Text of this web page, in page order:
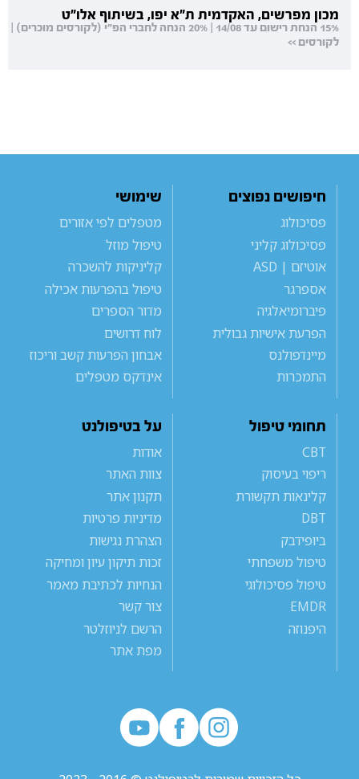
מכון מפרשים, האקדמית ת"א יפו, בשיתוף אלו"ט
15% הנחת רישום עד 14/08 | 20% הנחה לחברי הפ"י (לקורסים מוכרים) |
לקורסים >>
חיפושים נפוצים
פסיכולוג
פסיכולוג קליני
אוטיזם | ASD
אספרגר
פיברומיאלגיה
הפרעת אישיות גבולית
מיינדפולנס
התמכרות
שימושי
מטפלים לפי אזורים
טיפול מוזל
קליניקות להשכרה
טיפול בהפרעות אכילה
מדור הספרים
לוח דרושים
אבחון הפרעות קשב וריכוז
אינדקס מטפלים
תחומי טיפול
CBT
ריפוי בעיסוק
קלינאות תקשורת
DBT
ביופידבק
טיפול משפחתי
טיפול פסיכולוגי
EMDR
היפנוזה
על בטיפולנט
אודות
צוות האתר
תקנון אתר
מדיניות פרטיות
הצהרת נגישות
זכות תיקון עיון ומחיקה
הנחיות לכתיבת מאמר
צור קשר
הרשם לניוזלטר
מפת אתר